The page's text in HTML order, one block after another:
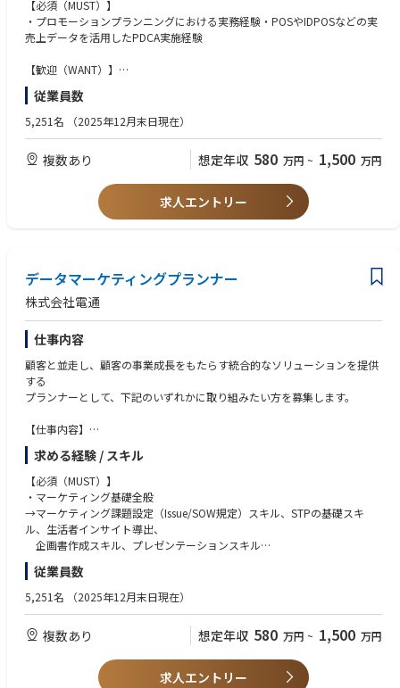
DataCleanRoom導入
・広告運用支援やオペレーション改善
した施策のプランニングや懸賞設計
・統合プランニング
・小売りとの各種調整・交渉・リテールメディア素材の制作（ディレクシ
ョン）
・POS、IDPOSなどデータを活用した各種分析
リテールマーケティング局では、日本においてリテールマーケティングと
ブランドマーケティングを融合し、マーケティングをアップデートしてい
しては、リテールマーケティングを使い、売上を継続的に向上させるため
のPDCA伴走支援を行っていきます。
【必須（MUST）】
・プロモーションプランニングにおける実務経験・POSやIDPOSなどの実
売上データを活用したPDCA実施経験
【歓迎（WANT）】
・顧客体験設計の実務経験
・広告／マーケティングに関して、施策実施の経験やアドテク／マーテク
の運用経験がある
経験がある
・システム開発に関わる要件を整理し、PMとして開発を行ったことがあ
・個人情報保護法、ユーザー許諾、データプライバシー等に関して、シス
テム開発・運用の中で対応していく基礎知識がある
かりやすく説明できる方
・クライアントやプラットフォーマーの課題を聞き出す、状況把握のため
の傾聴力がある方
・社外（クライアント、リテーラー、プラットフォーマーなど）との調
整・交渉スキルを身につけていきたい方
・未経験や担当外の領域についても積極的に取り組み、知見を吸収する姿
勢がある方
・高いインテグリティと利他性を持ち、状況に応じた意思決定でチームを
牽引し、目標達成へ実行を推進できる方
従業員数
5,251名 （2025年12月末日現在）
複数あり 想定年収 580 万円 ~ 1,500 万円
求人エントリー
データマーケティングプランナー
株式会社電通
仕事内容
顧客と並走し、顧客の事業成長をもたらす統合的なソリューションを提供
する
プランナーとして、下記のいずれかに取り組みたい方を募集します。
【仕事内容】
課題の構造化からマーケティング戦略立案～実施～効果検証までを“人基
点”に一気通貫で廻し続け、クライアントの事業目的の達成にコミットし
ていく
・DMP（Data Management Platform）やCDP（Customer Data Platfor
m）を活用した
リレーショナルDB分析結果に基づくマーケティング戦略の立案
・電通グループが保有する独自ソリューションや外部の各種ツール等を最
CV最大化する最適なソリューション・アーキテクトの設計
・広告／販促プロモーションプランの実施遂行（クリエイティブ開発、イ
ベント実施、
広告配信など）と事業KPIによる効果測定と改善策の導出
・最先端テクノロジーとデータを活用した新しいソリューションの開発／
求める経験 / スキル
【必須（MUST）】
・マーケティング基礎全般
→マーケティング課題設定（Issue/SOW規定）スキル、STPの基礎スキ
ル、生活者インサイト導出、
企画書作成スキル、プレゼンテーションスキル
・アナリティクス
→SQLやPythonなどのデータ前処理スキルや、基礎となる統計解析スキ
ル、課題解決に繋がる
・データ・テクノロジー
→DMPやCDP等を含む活用可能な各種データ特性の理解、リレーショナル
DBを駆使する基礎スキル
（Cookie/ADID、タグマネジメント、計測手法、データ連携手法など）
従業員数
5,251名 （2025年12月末日現在）
複数あり 想定年収 580 万円 ~ 1,500 万円
求人エントリー